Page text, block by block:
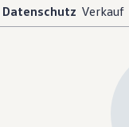
Datenschutz Verkauf